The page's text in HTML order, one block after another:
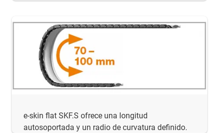
e-skin flat SKF.S ofrece una longitud
autosoportada y un radio de curvatura definido.